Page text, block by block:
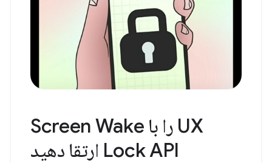
UX را با Screen Wake
Lock API ارتقا دهید